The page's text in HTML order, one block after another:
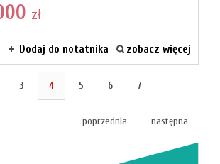
zł
Dodaj do notatnika zobacz więcej
3 4 5 6 7
poprzednia następna